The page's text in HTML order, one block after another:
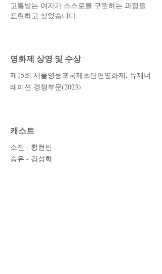
고통받는 여자가 스스로를 구원하는 과정을
표현하고 싶었습니다.
영화제 상영 및 수상
제15회 서울영등포국제초단편영화제, 뉴제너
레이션 경쟁부문(2023)
캐스트
소진 - 황현빈
승유 - 강성화